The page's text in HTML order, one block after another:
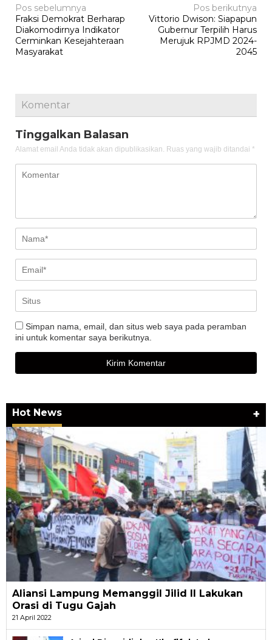
Navigasi
pos
Pos sebelumnya
Fraksi Demokrat Berharap
Diakomodirnya Indikator
Cerminkan Kesejahteraan
Masyarakat
Pos berikutnya
Vittorio Dwison: Siapapun
Gubernur Terpilih Harus
Merujuk RPJMD 2024-
2045
Komentar
Tinggalkan Balasan
Alamat email Anda tidak akan dipublikasikan. Ruas yang wajib ditandai *
Simpan nama, email, dan situs web saya pada peramban
ini untuk komentar saya berikutnya.
Hot News +
Aliansi Lampung Memanggil Jilid II Lakukan
Orasi di Tugu Gajah
21 April 2022